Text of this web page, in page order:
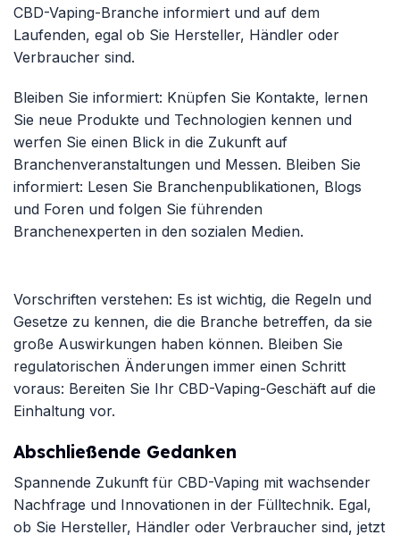
CBD-Vaping-Branche informiert und auf dem
Laufenden, egal ob Sie Hersteller, Händler oder
Verbraucher sind.
Bleiben Sie informiert: Knüpfen Sie Kontakte, lernen
Sie neue Produkte und Technologien kennen und
werfen Sie einen Blick in die Zukunft auf
Branchenveranstaltungen und Messen. Bleiben Sie
informiert: Lesen Sie Branchenpublikationen, Blogs
und Foren und folgen Sie führenden
Branchenexperten in den sozialen Medien.
Vorschriften verstehen: Es ist wichtig, die Regeln und
Gesetze zu kennen, die die Branche betreffen, da sie
große Auswirkungen haben können. Bleiben Sie
regulatorischen Änderungen immer einen Schritt
voraus: Bereiten Sie Ihr CBD-Vaping-Geschäft auf die
Einhaltung vor.
Abschließende Gedanken
Spannende Zukunft für CBD-Vaping mit wachsender
Nachfrage und Innovationen in der Fülltechnik. Egal,
ob Sie Hersteller, Händler oder Verbraucher sind, jetzt